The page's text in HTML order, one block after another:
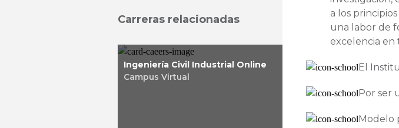
Carreras relacionadas
Ingeniería Civil Industrial Online
Campus Virtual
a los
una labor de
excelencia en
El
Por ser
Modelo